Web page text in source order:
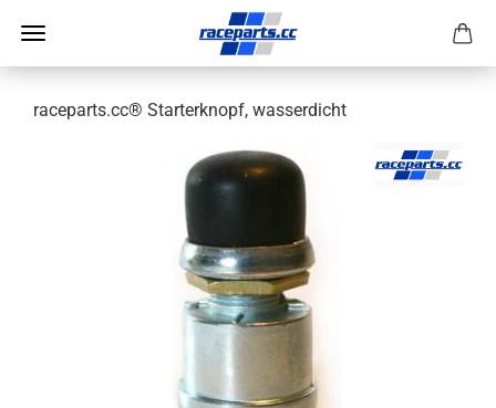
raceparts.cc® Starterknopf, wasserdicht